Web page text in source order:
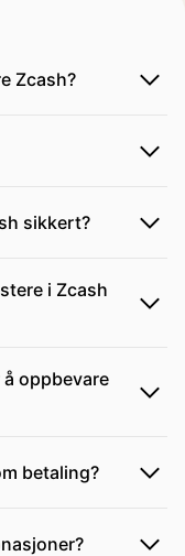
Zcash?
sikkert?
i Zcash
oppbevare
betaling?